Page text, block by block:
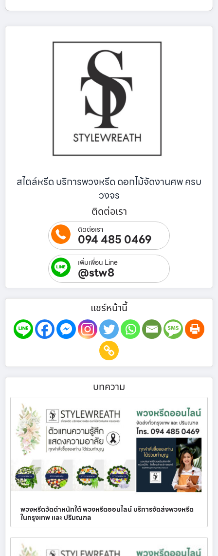
สไตล์หรีด บริการพวงหรีด ดอกไม้จัดงานศพ ครบ
วงจร
ติดต่อเรา
ติดต่อเรา
094 485 0469
เพิ่มเพื่อน Line
@stw8
แชร์หน้านี้
บทความ
พวงหรีดวัดตำหนักใต้ พวงหรีดออนไลน์ บริการจัดส่งพวงหรีด
ในกรุงเทพ และ ปริมณฑล